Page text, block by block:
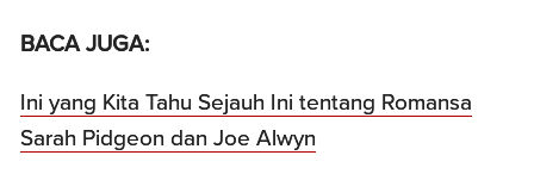
BACA JUGA:
Ini yang Kita Tahu Sejauh Ini tentang Romansa
Sarah Pidgeon dan Joe Alwyn